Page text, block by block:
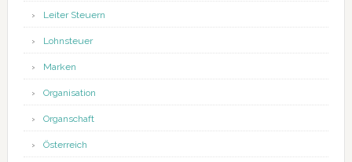
Leiter Steuern
Lohnsteuer
Marken
Organisation
Organschaft
Österreich